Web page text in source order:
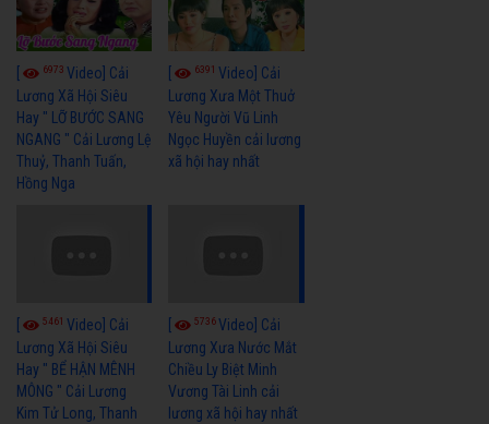
6973 Video] Cải
Lương Xã Hội Siêu
Hay " LỠ BƯỚC SANG
NGANG " Cải Lương Lệ
Thuỷ, Thanh Tuấn,
Hồng Nga
6391Video] Cải
Lương Xưa Một Thuở
Yêu Người Vũ Linh
Ngọc Huyền cải lương
xã hội hay nhất
5461 Video] Cải
Lương Xã Hội Siêu
Hay " BỂ HẬN MÊNH
MÔNG " Cải Lương
Kim Tử Long, Thanh
5736Video] Cải
Lương Xưa Nước Mắt
Chiều Ly Biệt Minh
Vương Tài Linh cải
lương xã hội hay nhất